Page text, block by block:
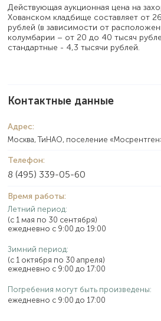
Действующая аукционная цена на
Хованском кладбище составляет от
рублей (в зависимости от
колумбарии – от 20 до 40 тысяч
стандартные - 4,3 тысячи рублей.
Контактные данные
Адрес:
Москва, ТиНАО, поселение
Телефон:
8 (495) 339-05-60
Время работы:
Летний период:
(с 1 мая по 30 сентября)
ежедневно с 9:00 до 19:00
Зимний период:
(с 1 октября по 30 апреля)
ежедневно с 9:00 до 17:00
Погребения могут быть произведены:
ежедневно с 9:00 до 17:00